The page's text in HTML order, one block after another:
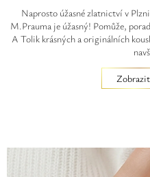
Naprosto úžasné zlatnictví v
M.Prauma je úžasný! Pomůže,
A Tolik krásných a originálních